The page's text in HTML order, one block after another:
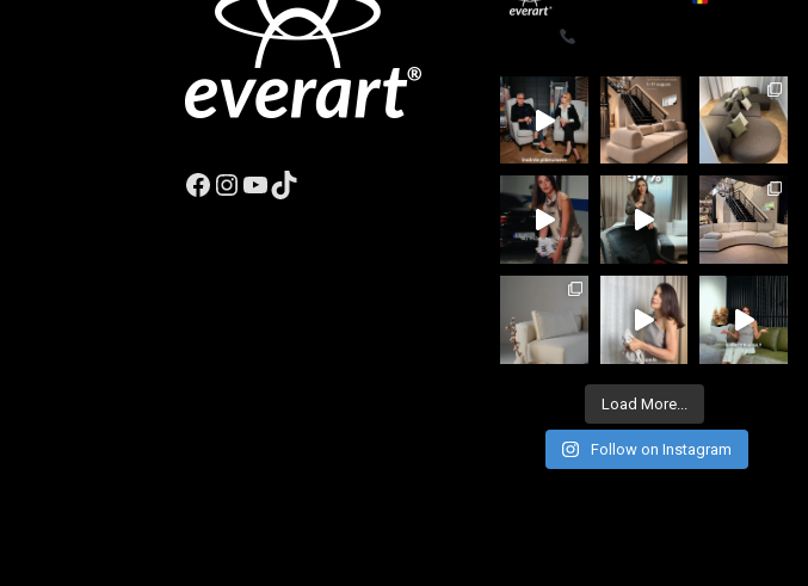
Facebook
Instagram
YouTube
TikTok
Load More...
Follow on Instagram